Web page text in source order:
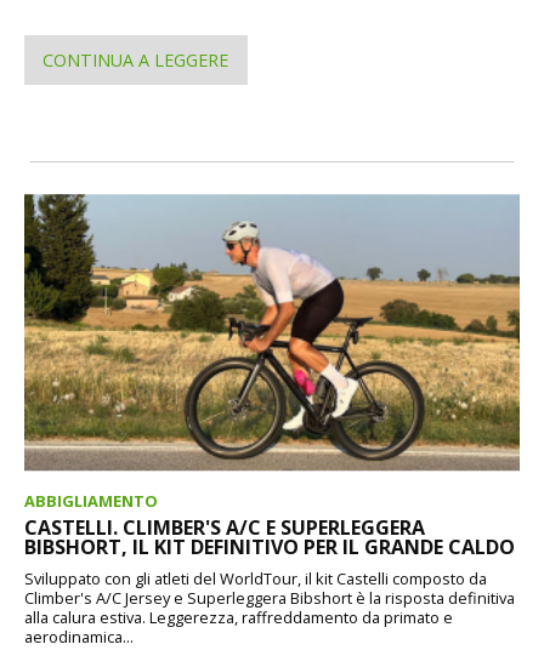
CONTINUA A LEGGERE
ABBIGLIAMENTO
CASTELLI. CLIMBER'S A/C E SUPERLEGGERA
BIBSHORT, IL KIT DEFINITIVO PER IL GRANDE CALDO
Sviluppato con gli atleti del WorldTour, il kit Castelli composto da
Climber's A/C Jersey e Superleggera Bibshort è la risposta definitiva
alla calura estiva. Leggerezza, raffreddamento da primato e
aerodinamica...